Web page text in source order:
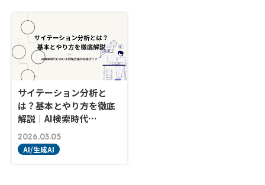
サイテーション分析と
は？基本とやり方を徹底
解説｜AI検索時代…
2026.03.05
AI/生成AI